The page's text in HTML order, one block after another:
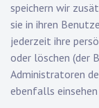
speichern wir
sie in ihren
jederzeit ihre
oder löschen (der
Administratoren
ebenfalls